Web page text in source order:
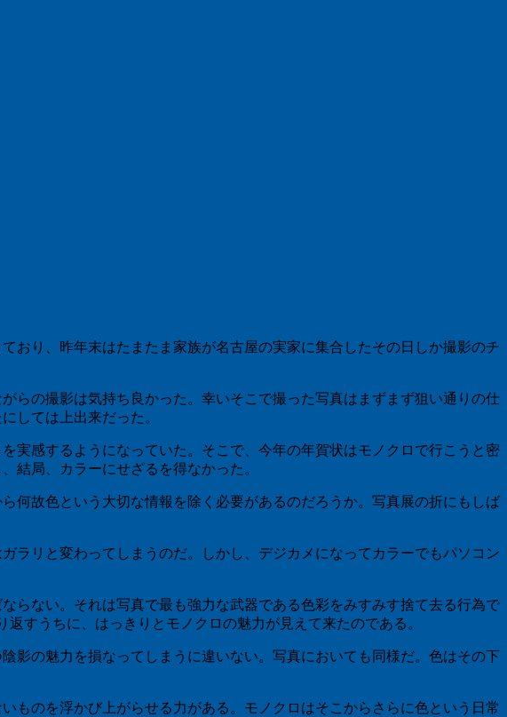
おり、昨年末はたまたま家族が名古屋の実家に集合したその日しか撮影のチ
らの撮影は気持ち良かった。幸いそこで撮った写真はまずまず狙い通りの仕
しては上出来だった。
実感するようになっていた。そこで、今年の年賀状はモノクロで行こうと密
結局、カラーにせざるを得なかった。
何故色という大切な情報を除く必要があるのだろうか。写真展の折にもしば
ラリと変わってしまうのだ。しかし、デジカメになってカラーでもパソコン
らない。それは写真で最も強力な武器である色彩をみすみす捨て去る行為で
すうちに、はっきりとモノクロの魅力が見えて来たのである。
影の魅力を損なってしまうに違いない。写真においても同様だ。色はその下
ものを浮かび上がらせる力がある。モノクロはそこからさらに色という日常